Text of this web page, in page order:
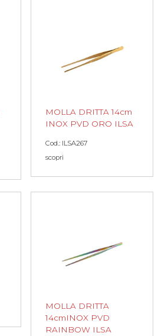
MOLLA DRITTA 14cm
INOX PVD ORO ILSA
Cod.: ILSA267
scopri
MOLLA DRITTA
14cmINOX PVD
RAINBOW ILSA